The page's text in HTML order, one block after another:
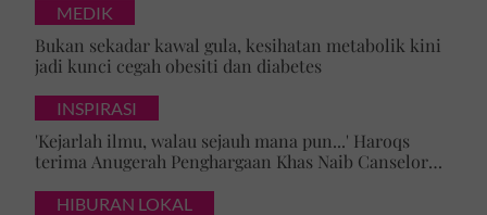
MEDIK
Bukan sekadar kawal gula, kesihatan metabolik kini
jadi kunci cegah obesiti dan diabetes
INSPIRASI
'Kejarlah ilmu, walau sejauh mana pun...' Haroqs
terima Anugerah Penghargaan Khas Naib Canselor
HIBURAN LOKAL